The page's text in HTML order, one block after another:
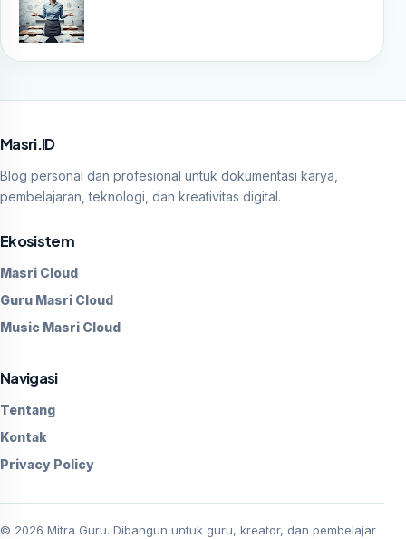
Masri.ID
Blog personal dan profesional untuk dokumentasi karya,
pembelajaran, teknologi, dan kreativitas digital.
Ekosistem
Masri Cloud
Guru Masri Cloud
Music Masri Cloud
Navigasi
Tentang
Kontak
Privacy Policy
© 2026 Mitra Guru. Dibangun untuk guru, kreator, dan pembelajar